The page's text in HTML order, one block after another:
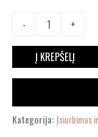
- +
Į KREPŠELĮ
Kategorija: Įsiurbimas